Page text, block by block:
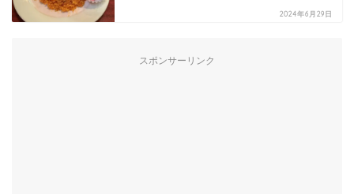
2024年6月29日
スポンサーリンク